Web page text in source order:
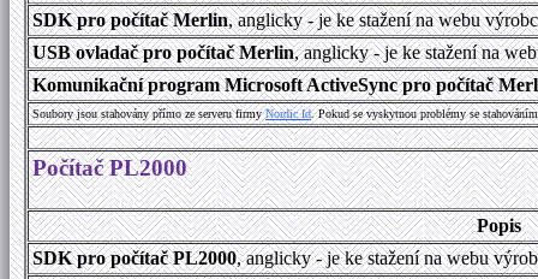
SDK pro počítač Merlin, anglicky - je ke stažení na webu
USB ovladač pro počítač Merlin, anglicky - je ke stažení na
Komunikační program Microsoft ActiveSync pro počítač
Soubory jsou stahovány přímo ze serveru firmyNordic Id. Pokud se vyskytnou problémy se
Počítač PL2000
Popis
SDK pro počítač PL2000, anglicky - je ke stažení na webu